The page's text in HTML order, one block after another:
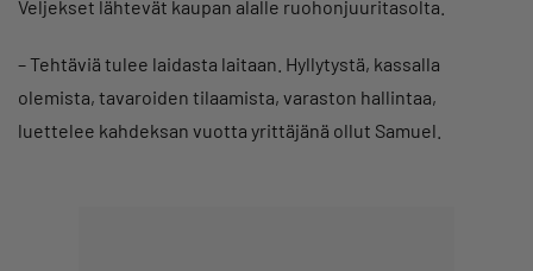
Veljekset lähtevät kaupan alalle ruohonjuuritasolta.
– Tehtäviä tulee laidasta laitaan. Hyllytystä, kassalla
olemista, tavaroiden tilaamista, varaston hallintaa,
luettelee kahdeksan vuotta yrittäjänä ollut Samuel.